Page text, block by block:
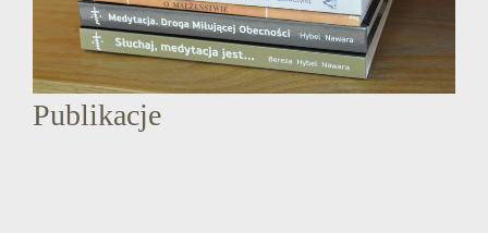
Publikacje